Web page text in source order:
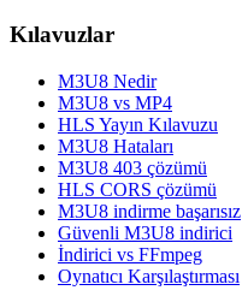
Kılavuzlar
M3U8 Nedir
M3U8 vs MP4
HLS Yayın Kılavuzu
M3U8 Hataları
M3U8 403 çözümü
HLS CORS çözümü
M3U8 indirme başarısız
Güvenli M3U8 indirici
İndirici vs FFmpeg
Oynatıcı Karşılaştırması